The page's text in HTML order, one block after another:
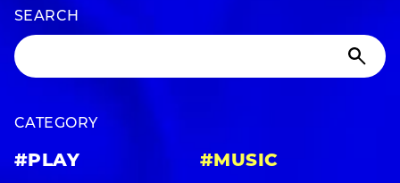
SEARCH
CATEGORY
#PLAY
#MUSIC